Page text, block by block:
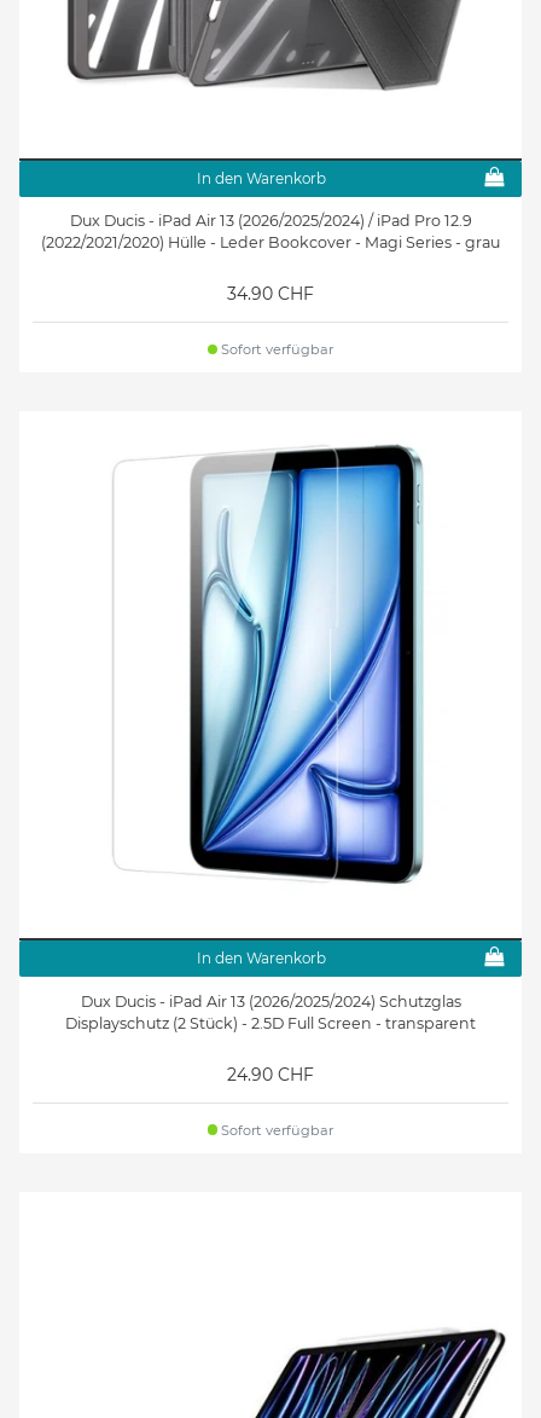
In den Warenkorb
Dux Ducis - iPad Air 13 (2026/2025/2024) / iPad Pro 12.9
(2022/2021/2020) Hülle - Leder Bookcover - Magi Series - grau
34.90 CHF
Sofort verfügbar
In den Warenkorb
Dux Ducis - iPad Air 13 (2026/2025/2024) Schutzglas
Displayschutz (2 Stück) - 2.5D Full Screen - transparent
24.90 CHF
Sofort verfügbar